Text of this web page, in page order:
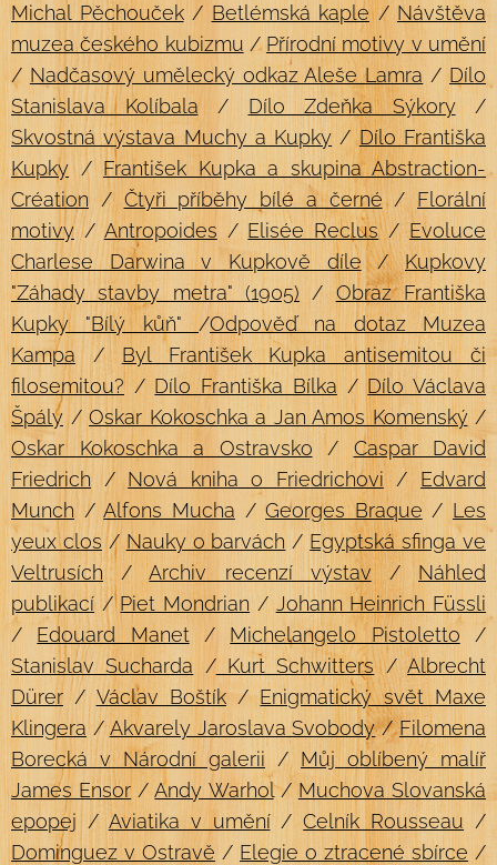
Michal Pěchouček/ Betlémská kaple/Návštěva
muzea českého kubizmu /Přírodní motivy v umění
/ Nadčasový umělecký odkaz Aleše Lamra /Dílo
Stanislava Kolíbala / Dílo Zdeňka Sýkory/
Skvostná výstava Muchy a Kupky /Dílo Františka
Kupky /František Kupka a skupina Abstraction-
Création/ Čtyři příběhy bílé a černé/Florální
motivy/Antropoides / Elisée Reclus/Evoluce
Charlese Darwina v Kupkově díle/Kupkovy
"Záhady stavby metra" (1905) /Obraz Františka
Kupky "Bílý kůň" /Odpověď na dotaz Muzea
Kampa/ Byl František Kupka antisemitou či
filosemitou?/ Dílo Františka Bílka /Dílo Václava
Špály/Oskar Kokoschka a Jan Amos Komenský/
Oskar Kokoschka a Ostravsko / Caspar David
Friedrich/ Nová kniha o Friedrichovi/Edvard
Munch/Alfons Mucha /Georges Braque/ Les
yeux clos/Nauky o barvách /Egyptská sfinga ve
Veltrusích/Archiv recenzí výstav/ Náhled
publikací/Piet Mondrian / Johann Heinrich Füssli
/ Edouard Manet/ Michelangelo Pistoletto/
Stanislav Sucharda /Kurt Schwitters/Albrecht
Dürer /Václav Boštík/Enigmatický svět Maxe
Klingera/Akvarely Jaroslava Svobody/Filomena
Borecká v Národní galerii/ Můj oblíbený malíř
James Ensor/Andy Warhol/Muchova Slovanská
epopej /Aviatika v umění/Celník Rousseau /
Dominguez v Ostravě/ Elegie o ztracené sbírce /